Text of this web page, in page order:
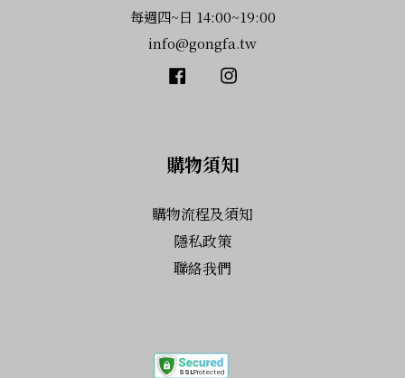
每週四~日 14:00~19:00
info@gongfa.tw
Facebook
購物須知
購物流程及須知
隱私政策
聯絡我們